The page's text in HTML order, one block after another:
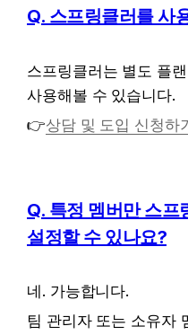
Q. 스프링클러를 사
스프링클러는 별도 플
사용해볼 수 있습니다.
👉상담 및 도입 신청하
Q. 특정 멤버만 스프
설정할 수 있나요?
네. 가능합니다.
팀 관리자 또는 소유자